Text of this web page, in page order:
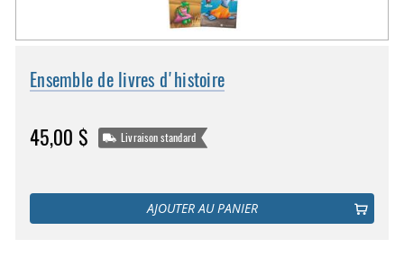
Ensemble de livres d'histoire
45,00 $ Livraison standard
AJOUTER AU PANIER